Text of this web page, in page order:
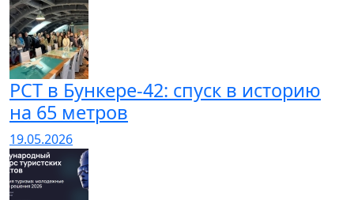
РСТ в Бункере-42: спуск в историю
на 65 метров
19.05.2026